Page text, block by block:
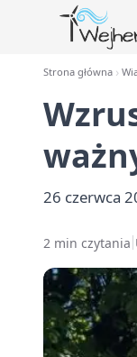
Strona główna
26 czerwca
2 min czytania